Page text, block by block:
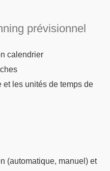
prévisionnel
calendrier
et les unités de temps de
(automatique, manuel) et